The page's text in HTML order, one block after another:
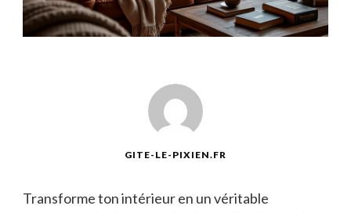
GITE-LE-PIXIEN.FR
Transforme ton intérieur en un véritable